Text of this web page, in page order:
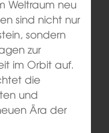
Weltraum neu
sind nicht nur
sondern
zur
im Orbit auf.
die
und
Ära der